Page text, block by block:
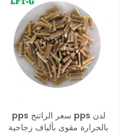
pps سعر الراتنج pps لدن
بالحرارة مقوى بألياف زجاجية